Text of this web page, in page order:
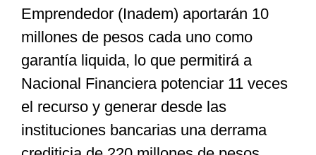
Nosotros
Emprendedor (Inadem) aportarán 10
millones de pesos cada uno como
garantía liquida, lo que permitirá a
Nacional Financiera potenciar 11 veces
el recurso y generar desde las
instituciones bancarias una derrama